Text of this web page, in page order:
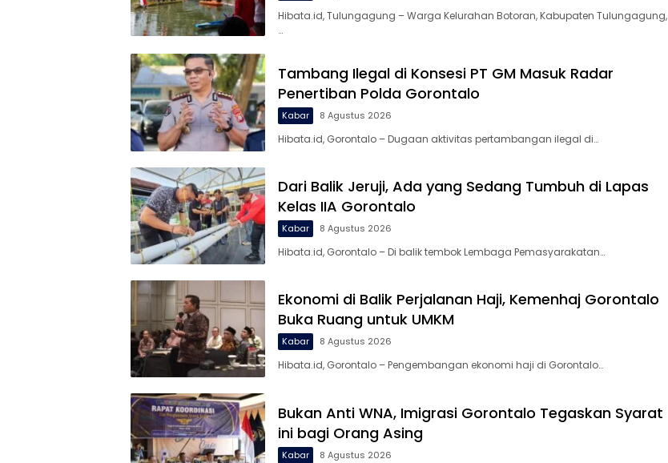
Hibata.id, Tulungagung – Warga Kelurahan Botoran, Kabupaten Tulungagung,
…
Tambang Ilegal di Konsesi PT GM Masuk Radar
Penertiban Polda Gorontalo
Kabar 8 Agustus 2026
Hibata.id, Gorontalo – Dugaan aktivitas pertambangan ilegal di…
Dari Balik Jeruji, Ada yang Sedang Tumbuh di Lapas
Kelas IIA Gorontalo
Kabar 8 Agustus 2026
Hibata.id, Gorontalo – Di balik tembok Lembaga Pemasyarakatan…
Ekonomi di Balik Perjalanan Haji, Kemenhaj Gorontalo
Buka Ruang untuk UMKM
Kabar 8 Agustus 2026
Hibata.id, Gorontalo – Pengembangan ekonomi haji di Gorontalo…
Bukan Anti WNA, Imigrasi Gorontalo Tegaskan Syarat
ini bagi Orang Asing
Kabar 8 Agustus 2026